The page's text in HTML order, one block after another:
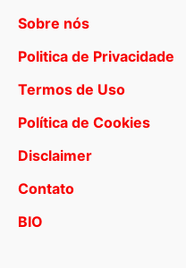
Sobre nós
Politica de Privacidade
Termos de Uso
Política de Cookies
Disclaimer
Contato
BIO